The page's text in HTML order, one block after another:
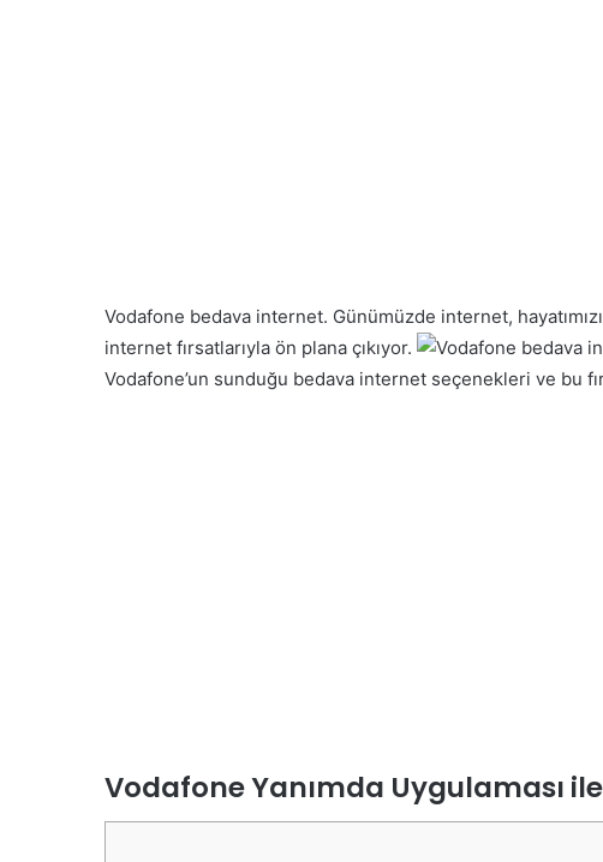
Vodafone bedava internet. Günümüzde internet,
internet fırsatlarıyla ön plana çıkıyor.
Vodafone’un sunduğu bedava internet seçenekleri ve bu
Vodafone Yanımda Uygulaması